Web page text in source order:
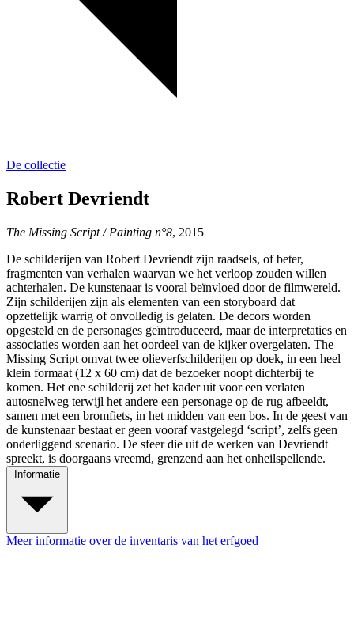
De collectie
Robert Devriendt
The Missing Script / Painting n°8, 2015
De schilderijen van Robert Devriendt zijn raadsels, of beter,
fragmenten van verhalen waarvan we het verloop zouden willen
achterhalen. De kunstenaar is vooral beïnvloed door de filmwereld.
Zijn schilderijen zijn als elementen van een storyboard dat
opzettelijk warrig of onvolledig is gelaten. De decors worden
opgesteld en de personages geïntroduceerd, maar de interpretaties en
associaties worden aan het oordeel van de kijker overgelaten. The
Missing Script omvat twee olieverfschilderijen op doek, in een heel
klein formaat (12 x 60 cm) dat de bezoeker noopt dichterbij te
komen. Het ene schilderij zet het kader uit voor een verlaten
autosnelweg terwijl het andere een personage op de rug afbeeldt,
samen met een bromfiets, in het midden van een bos. In de geest van
de kunstenaar bestaat er geen vooraf vastgelegd ‘script’, zelfs geen
onderliggend scenario. De sfeer die uit de werken van Devriendt
spreekt, is doorgaans vreemd, grenzend aan het onheilspellende.
Informatie
Meer informatie over de inventaris van het erfgoed